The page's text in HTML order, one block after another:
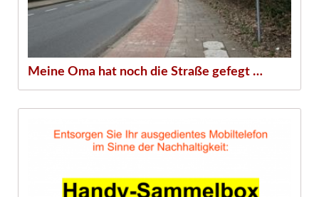
Meine Oma hat noch die Straße gefegt …